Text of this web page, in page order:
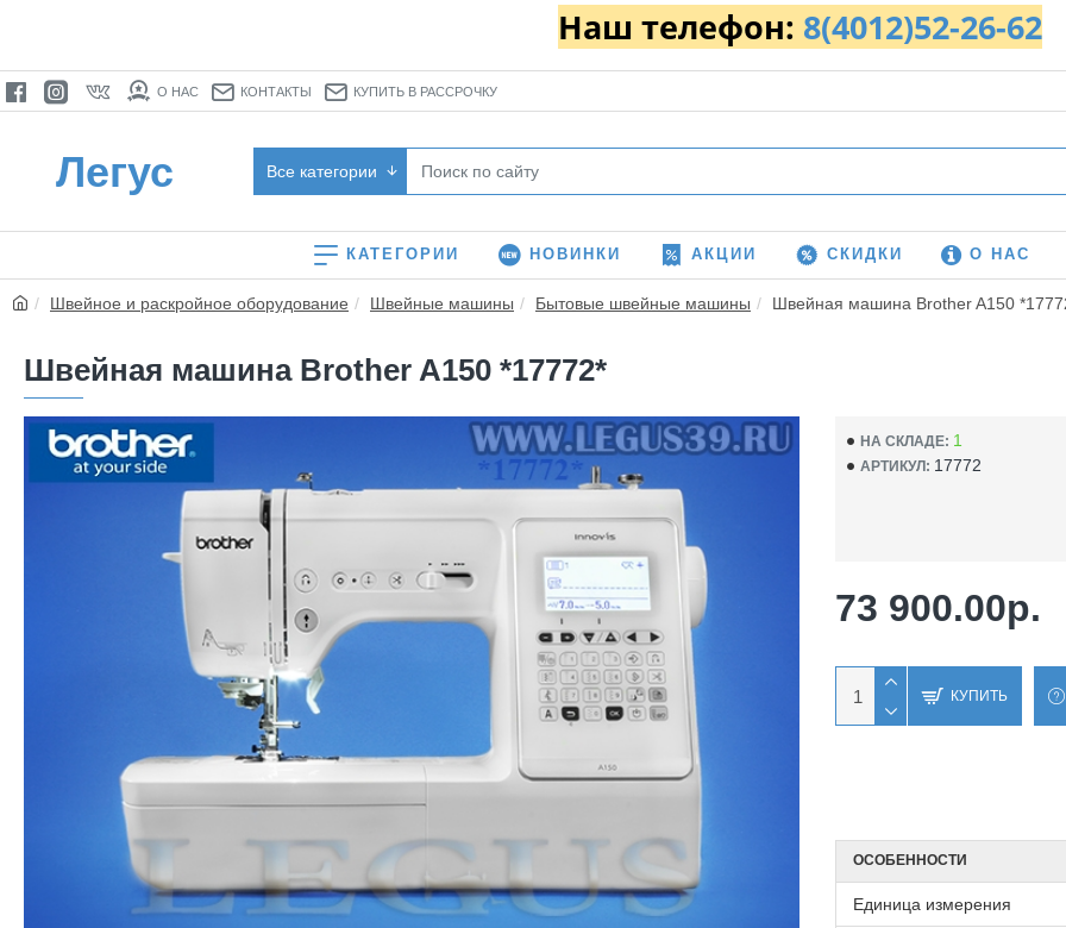
Наш телефон: 8(4012)52-26-62
О НАС КОНТАКТЫ КУПИТЬ В РАССРОЧКУ
Легус Все категории
КАТЕГОРИИ НОВИНКИ АКЦИИ СКИДКИ О НАС
Швейное и раскройное оборудование Швейные машины Бытовые швейные машины Швейная машина Brother A150
Швейная машина Brother A150 *17772*
НА СКЛАДЕ: 1
АРТИКУЛ: 17772
73 900.00р.
КУПИТЬ
ОСОБЕННОСТИ
Единица измерения